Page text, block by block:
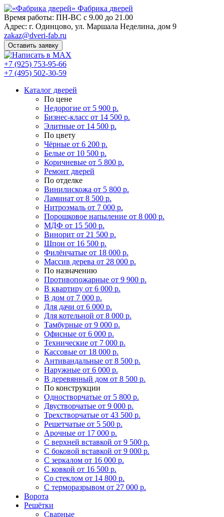
Фабрика дверей
Время работы: ПН-ВС с 9.00 до 21.00
Адрес: г. Одинцово, ул. Маршала Неделина, дом 9
zakaz@dveri-fab.ru
Оставить заявку
+7 (925) 753-95-66
+7 (495) 502-30-59
Каталог дверей
По цене
Недорогие от 5 900 р.
Бизнес-класс от 14 500 р.
Элитные от 14 500 р.
По цвету
Чёрные от 6 200 р.
Белые от 10 500 р.
Коричневые от 5 800 р.
Ремонт дверей
По отделке
Винилискожа от 5 800 р.
Ламинат от 8 500 р.
Нитроэмаль от 7 000 р.
Порошковое напыление от 8 000 р.
МДФ от 15 500 р.
Винорит от 21 500 р.
Шпон от 16 500 р.
Филёнчатые от 18 000 р.
Массив дерева от 28 000 р.
По назначению
Противопожарные от 9 900 р.
В квартиру от 6 000 р.
В дом от 7 000 р.
Для дачи от 6 000 р.
Для котельной от 8 000 р.
Тамбурные от 9 000 р.
Офисные от 6 000 р.
Технические от 7 000 р.
Кассовые от 18 000 р.
Антивандальные от 8 500 р.
Наружные от 6 000 р.
В деревянный дом от 8 500 р.
По конструкции
Одностворчатые от 5 800 р.
Двустворчатые от 9 000 р.
Трехстворчатые от 43 500 р.
Решетчатые от 5 500 р.
Арочные от 17 000 р.
С верхней вставкой от 9 500 р.
С боковой вставкой от 9 000 р.
С зеркалом от 16 000 р.
С ковкой от 16 500 р.
Со стеклом от 14 800 р.
С терморазрывом от 27 000 р.
Ворота
Решётки
Сварные